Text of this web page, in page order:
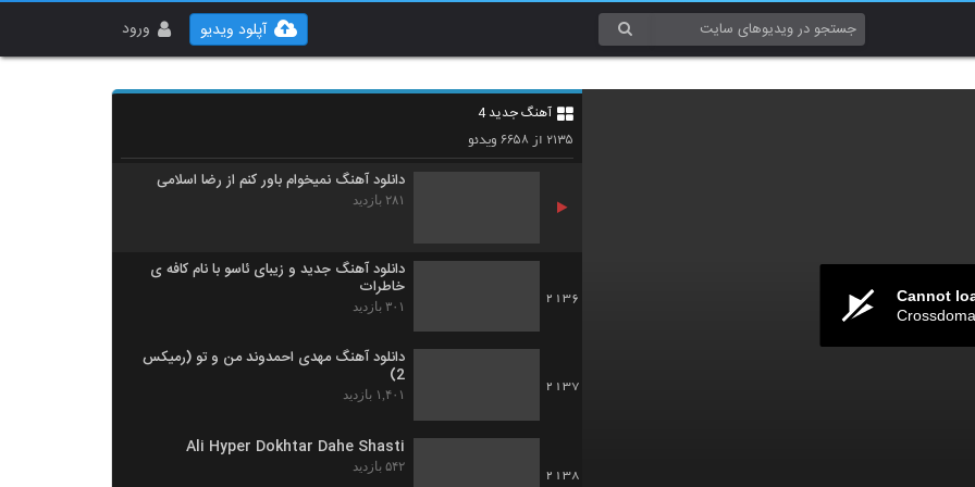
ورود آپلود ویدیو
Cannot
آهنگ جدید 4
۲۱۳۵ از ۶۶۵۸ویدئو
2134
آهنگ لوطفن بو دفعه گئتمه از مسعود
دانلود آهنگ نمیخوام باور کنم از رضا اسلامی
۲۸۱ بازدید
2136
دانلود آهنگ جدید و زیبای ئاسو با نام کافه ی
خاطرات
۳۰۱ بازدید
2137
دانلود آهنگ مهدی احمدوند من و تو (رمیکس
2)
۱,۴۰۱ بازدید
2138
Ali Hyper Dokhtar Dahe Shasti
۵۴۲ بازدید